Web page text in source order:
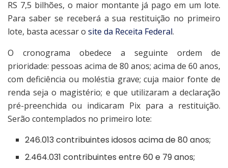
RS 7,5 bilhões, o maior montante já pago em um lote.
Para saber se receberá a sua restituição no primeiro
lote, basta acessar o site da Receita Federal.
O cronograma obedece a seguinte ordem de
prioridade: pessoas acima de 80 anos; acima de 60 anos,
com deficiência ou moléstia grave; cuja maior fonte de
renda seja o magistério; e que utilizaram a declaração
pré-preenchida ou indicaram Pix para a restituição.
Serão contemplados no primeiro lote:
246.013 contribuintes idosos acima de 80 anos;
2.464.031 contribuintes entre 60 e 79 anos;